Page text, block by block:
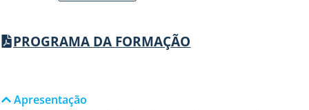
PROGRAMA DA FORMAÇÃO
Apresentação